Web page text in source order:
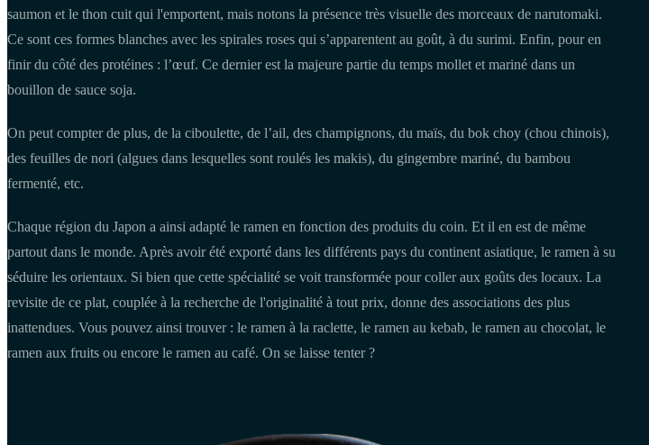
saumon et le thon cuit qui l'emportent, mais notons la présence très visuelle des morceaux de narutomaki.
Ce sont ces formes blanches avec les spirales roses qui s’apparentent au goût, à du surimi. Enfin, pour en
finir du côté des protéines : l’œuf. Ce dernier est la majeure partie du temps mollet et mariné dans un
bouillon de sauce soja.
On peut compter de plus, de la ciboulette, de l’ail, des champignons, du maïs, du bok choy (chou chinois),
des feuilles de nori (algues dans lesquelles sont roulés les makis), du gingembre mariné, du bambou
fermenté, etc.
Chaque région du Japon a ainsi adapté le ramen en fonction des produits du coin. Et il en est de même
partout dans le monde. Après avoir été exporté dans les différents pays du continent asiatique, le ramen à su
séduire les orientaux. Si bien que cette spécialité se voit transformée pour coller aux goûts des locaux. La
revisite de ce plat, couplée à la recherche de l'originalité à tout prix, donne des associations des plus
inattendues. Vous pouvez ainsi trouver : le ramen à la raclette, le ramen au kebab, le ramen au chocolat, le
ramen aux fruits ou encore le ramen au café. On se laisse tenter ?